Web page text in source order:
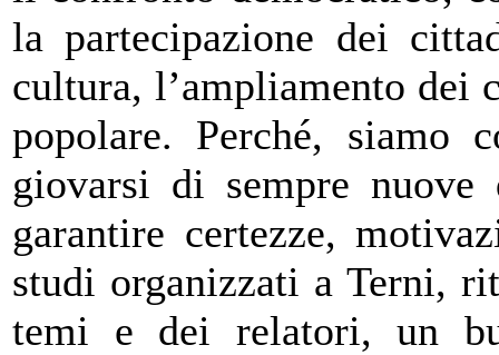
la partecipazione dei
cultura, l’ampliamento dei
popolare. Perché, siamo
giovarsi di sempre
garantire certezze,
studi organizzati a Terni,
temi e dei relatori, un